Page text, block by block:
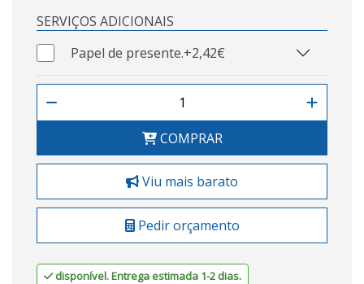
SERVIÇOS ADICIONAIS
Papel de presente.+2,42€
COMPRAR
Viu mais barato
Pedir orçamento
disponível. Entrega estimada 1-2 dias.